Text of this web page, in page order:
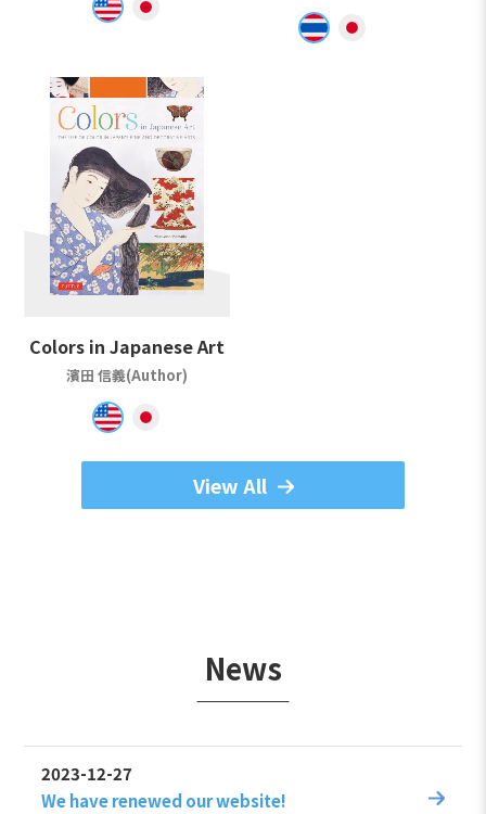
Colors in Japanese Art
濱田 信義(Author)
View All
News
2023-12-27
We have renewed our website!